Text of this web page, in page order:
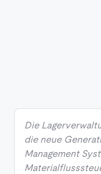
Die
die neue
Management